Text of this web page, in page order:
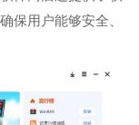
保用户能够安全、